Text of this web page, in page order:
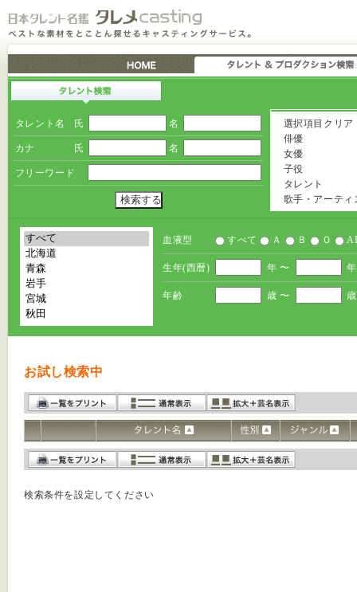
タレント名 氏 名
カナ 氏 名
フリーワード
選択項目クリア
俳優
女優
子役
タレント
歌手・アーティ
血液型 すべて Ａ Ｂ Ｏ
生年(西暦) 年 〜
年齢 歳 〜 歳
お試し検索中
検索条件を設定してください